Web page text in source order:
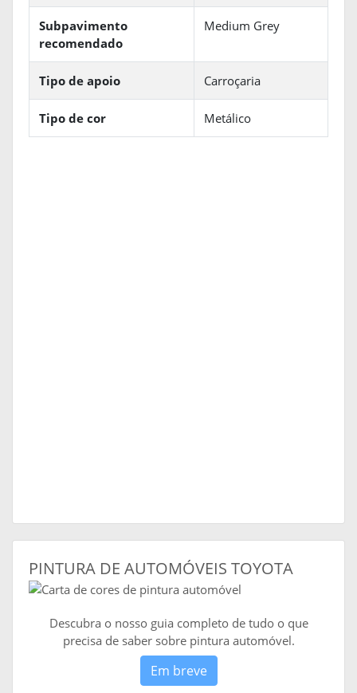
Subpavimento
recomendado
Medium Grey
Tipo de apoio Carroçaria
Tipo de cor Metálico
PINTURA DE AUTOMÓVEIS TOYOTA
Descubra o nosso guia completo de tudo o que
precisa de saber sobre pintura automóvel.
Em breve